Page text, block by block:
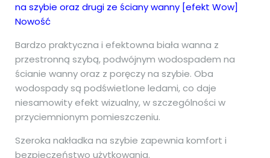
na szybie oraz drugi ze ściany wanny [efekt Wow]
Nowość
Bardzo praktyczna i efektowna biała wanna z
przestronną szybą, podwójnym wodospadem na
ścianie wanny oraz z poręczy na szybie. Oba
wodospady są podświetlone ledami, co daje
niesamowity efekt wizualny, w szczególności w
przyciemnionym pomieszczeniu.
Szeroka nakładka na szybie zapewnia komfort i
bezpieczeństwo użytkowania.